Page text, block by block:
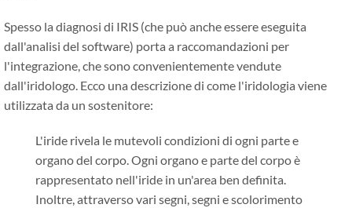
Spesso la diagnosi di IRIS (che può anche essere eseguita
dall'analisi del software) porta a raccomandazioni per
l'integrazione, che sono convenientemente vendute
dall'iridologo. Ecco una descrizione di come l'iridologia viene
utilizzata da un sostenitore:
L'iride rivela le mutevoli condizioni di ogni parte e
organo del corpo. Ogni organo e parte del corpo è
rappresentato nell'iride in un'area ben definita.
Inoltre, attraverso vari segni, segni e scolorimento